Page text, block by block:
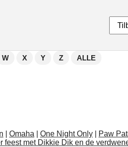
W X Y Z ALLE
Omaha One Night Only Paw
feest met Dikkie Dik en de